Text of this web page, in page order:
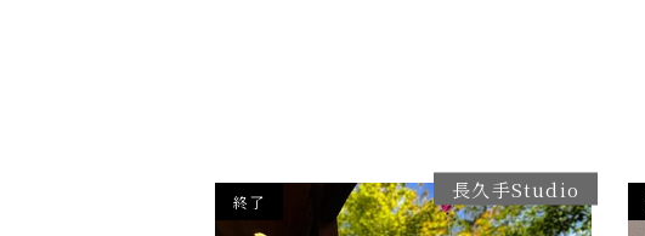
終了 長久手Studio